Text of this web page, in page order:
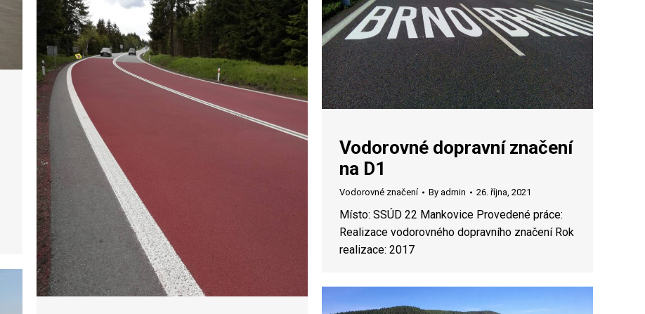
Vodorovné dopravní značení
na D1
Vodorovné značení By admin 26. října, 2021
Místo: SSÚD 22 Mankovice Provedené práce:
Realizace vodorovného dopravního značení Rok
realizace: 2017